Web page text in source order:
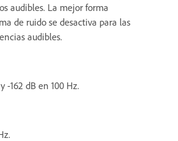
audibles. La mejor forma
de ruido se desactiva para las
audibles.
162 dB en 100 Hz.